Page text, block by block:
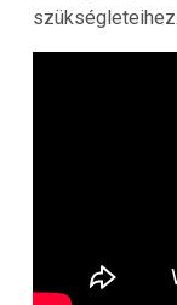
szükségleteihez.